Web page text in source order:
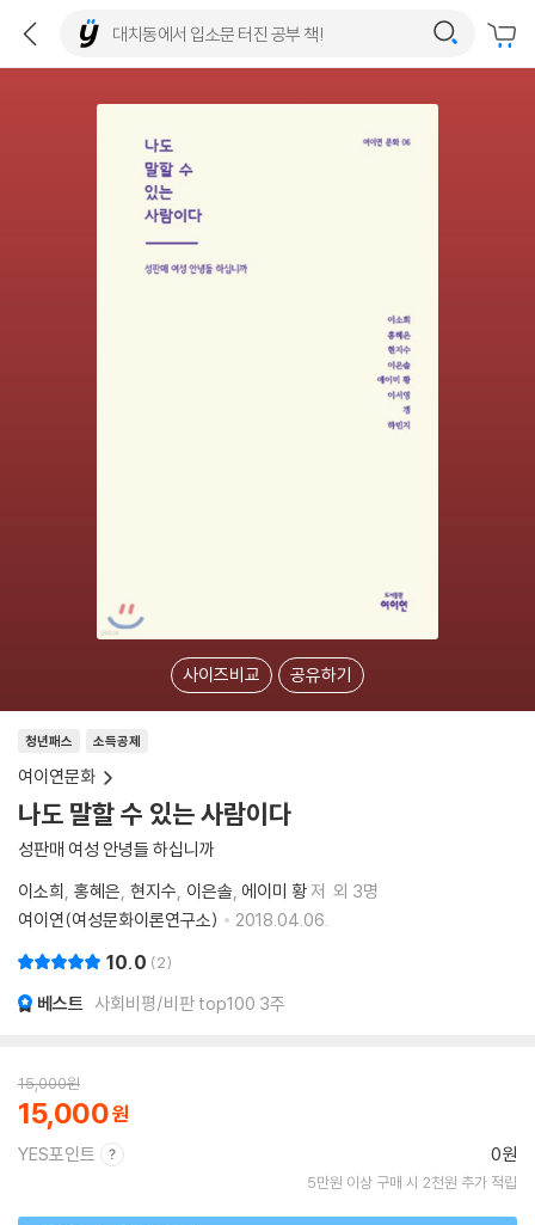
사이즈비교 공유하기
소득공제
청년패스
여이연문화
나도 말할 수 있는 사람이다
성판매 여성 안녕들 하십니까
이소희 홍혜은 현지수 이은솔 에이미 황저 외 3명
여이연(여성문화이론연구소)
2018.04.06.
10.0 2
베스트 사회비평/비판 top100 3주
15,000원
15,000
YES포인트 0원
5만원 이상 구매 시 2천원 추가 적립